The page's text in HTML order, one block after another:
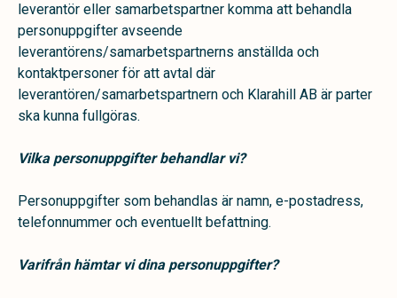
leverantör eller samarbetspartner komma att behandla
personuppgifter avseende
leverantörens/samarbetspartnerns anställda och
kontaktpersoner för att avtal där
leverantören/samarbetspartnern och Klarahill AB är parter
ska kunna fullgöras.
Vilka personuppgifter behandlar vi?
Personuppgifter som behandlas är namn, e-postadress,
telefonnummer och eventuellt befattning.
Varifrån hämtar vi dina personuppgifter?